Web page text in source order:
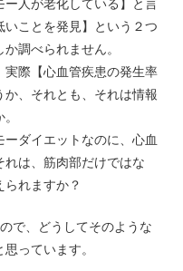
ー人が老化している】と言
ことを発見】という２つ
調べられません。
際【心血管疾患の発生率
、それとも、それは情報
ダイエットなのに、心血
は、筋肉部だけではな
られますか？
で、どうしてそのような
っています。